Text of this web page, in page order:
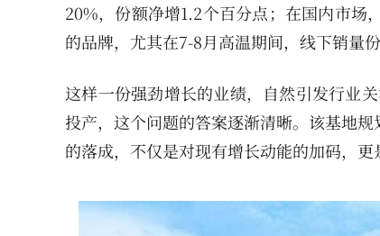
20%，份额净增1.2个百分点；在国内市场
的品牌，尤其在7-8月高温期间，线下销量
这样一份强劲增长的业绩，自然引发行业
投产，这个问题的答案逐渐清晰。该基地
的落成，不仅是对现有增长动能的加码，更